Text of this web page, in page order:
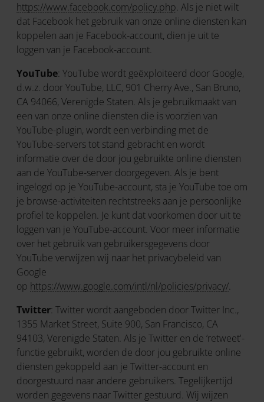
https://www.facebook.com/policy.php. Als je niet wilt
dat Facebook het gebruik van onze online diensten kan
koppelen aan je Facebook-account, dien je uit te
loggen van je Facebook-account.
YouTube: YouTube wordt geëxploiteerd door Google,
d.w.z. door YouTube, LLC, 901 Cherry Ave., San Bruno,
CA 94066, Verenigde Staten. Als je gebruikmaakt van
een van onze online diensten die is voorzien van
YouTube-plugin, wordt een verbinding met de
YouTube-servers tot stand gebracht en wordt
informatie over de door jou gebruikte online diensten
aan de YouTube-server doorgegeven. Als je bent
ingelogd op je YouTube-account, sta je YouTube toe om
je browse-activiteiten rechtstreeks aan je persoonlijke
profiel te koppelen. Je kunt dat voorkomen door uit te
loggen van je YouTube-account. Voor meer informatie
over het gebruik van gebruikersgegevens door
YouTube verwijzen wij naar het privacybeleid van
Google
op https://www.google.com/intl/nl/policies/privacy/.
Twitter: Twitter wordt aangeboden door Twitter Inc.,
1355 Market Street, Suite 900, San Francisco, CA
94103, Verenigde Staten. Als je Twitter en de ‘retweet'-
functie gebruikt, worden de door jou gebruikte online
diensten gekoppeld aan je Twitter-account en
doorgestuurd naar andere gebruikers. Tegelijkertijd
worden gegevens naar Twitter gestuurd. Wij wijzen